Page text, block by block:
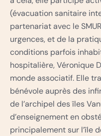
(évacuation sanitaire
partenariat avec le
urgences, et de la
conditions parfois
hospitalière, Véronique
monde associatif. Elle
bénévole auprès des
de l’archipel des îles
d’enseignement en
principalement sur l’île